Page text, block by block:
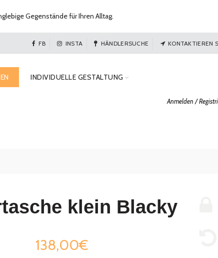
FB INSTA HÄNDLERSUCHE KONTAKTIEREN
INDIVIDUELLE GESTALTUNG
Anmelden /
klein Blacky
138,00€
Gegenstände für Ihren Alltag.